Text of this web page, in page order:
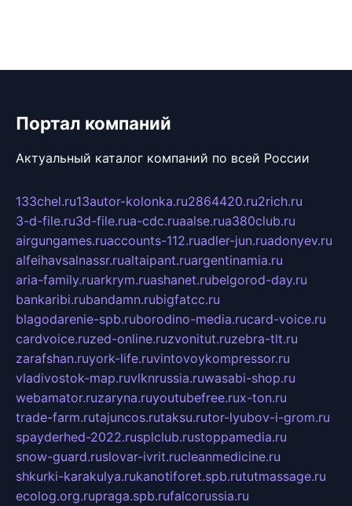
Портал компаний
Актуальный каталог компаний по всей России
133chel.ru13autor-kolonka.ru2864420.ru2rich.ru
3-d-file.ru3d-file.rua-cdc.ruaalse.rua380club.ru
airgungames.ruaccounts-112.ruadler-jun.ruadonyev.ru
alfeihavsalnassr.rualtaipant.ruargentinamia.ru
aria-family.ruarkrym.ruashanet.rubelgorod-day.ru
bankaribi.rubandamn.rubigfatcc.ru
blagodarenie-spb.ruborodino-media.rucard-voice.ru
cardvoice.ruzed-online.ruzvonitut.ruzebra-tlt.ru
zarafshan.ruyork-life.ruvintovoykompressor.ru
vladivostok-map.ruvlknrussia.ruwasabi-shop.ru
webamator.ruzaryna.ruyoutubefree.rux-ton.ru
trade-farm.rutajuncos.rutaksu.rutor-lyubov-i-grom.ru
spayderhed-2022.rusplclub.rustoppamedia.ru
snow-guard.ruslovar-ivrit.rucleanmedicine.ru
shkurki-karakulya.rukanotiforet.spb.rututmassage.ru
ecolog.org.rupraga.spb.rufalcorussia.ru